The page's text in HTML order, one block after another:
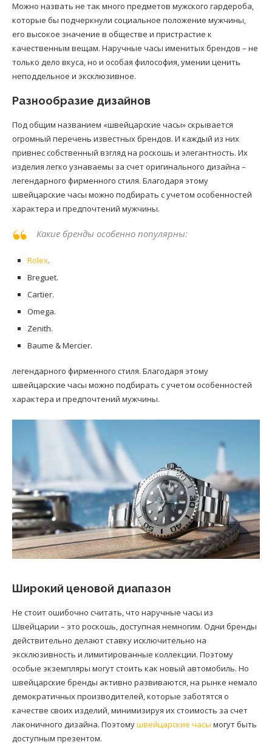
Можно назвать не так много предметов мужского гардероба,
которые бы подчеркнули социальное положение мужчины,
его высокое значение в обществе и пристрастие к
качественным вещам. Наручные часы именитых брендов – не
только дело вкуса, но и особая философия, умении ценить
неподдельное и эксклюзивное.
Разнообразие дизайнов
Под общим названием «швейцарские часы» скрывается
огромный перечень известных брендов. И каждый из них
привнес собственный взгляд на роскошь и элегантность. Их
изделия легко узнаваемы за счет оригинального дизайна –
легендарного фирменного стиля. Благодаря этому
швейцарские часы можно подбирать с учетом особенностей
характера и предпочтений мужчины.
Какие бренды особенно популярны:
Rolex.
Breguet.
Cartier.
Omega.
Zenith.
Baume & Mercier.
легендарного фирменного стиля. Благодаря этому
швейцарские часы можно подбирать с учетом особенностей
характера и предпочтений мужчины.
Широкий ценовой диапазон
Не стоит ошибочно считать, что наручные часы из
Швейцарии – это роскошь, доступная немногим. Одни бренды
действительно делают ставку исключительно на
эксклюзивность и лимитированные коллекции. Поэтому
особые экземпляры могут стоить как новый автомобиль. Но
швейцарские бренды активно развиваются, на рынке немало
демократичных производителей, которые заботятся о
качестве своих изделий, минимизируя их стоимость за счет
лаконичного дизайна. Поэтомушвейцарские часы могут быть
доступным презентом.